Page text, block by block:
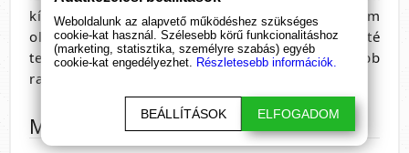
kívánságlistáján. A chai tea fogyasztása még nem
olyan elterjedt Magyarországon, hasonlóan a maté
teához, de mindkettő egyre népesebb
rajongótáborral bír.
Miket készítenek még a chai teából?
Weboldalunk az alapvető működéshez szükséges
cookie-kat használ. Szélesebb körű funkcionalitáshoz
(marketing, statisztika, személyre szabás) egyéb
cookie-kat engedélyezhet. Részletesebb információk.
BEÁLLÍTÁSOK ELFOGADOM